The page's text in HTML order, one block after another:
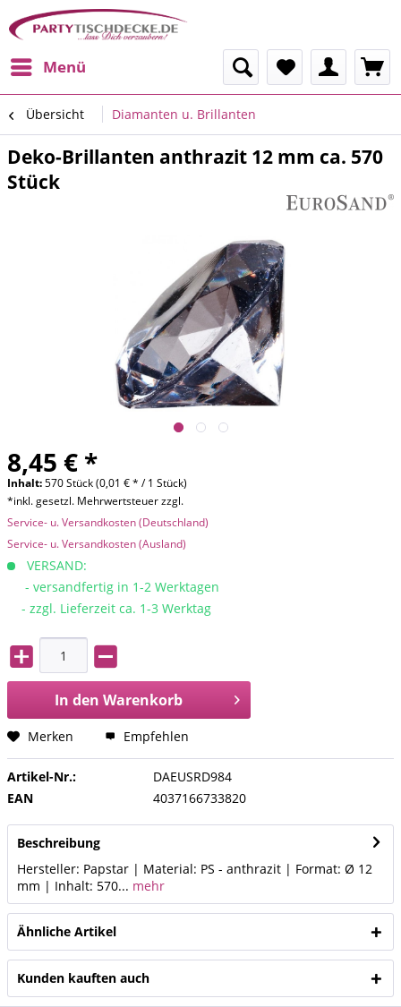
Menü
Übersicht Diamanten u. Brillanten
Deko-Brillanten anthrazit 12 mm ca. 570
Stück
8,45 € *
Inhalt:570 Stück (0,01 € * / 1 Stück)
*inkl. gesetzl. Mehrwertsteuer zzgl.
Service- u. Versandkosten (Deutschland)
Service- u. Versandkosten (Ausland)
VERSAND:
- versandfertig in 1-2 Werktagen
- zzgl. Lieferzeit ca. 1-3 Werktag
In den Warenkorb
Merken Empfehlen
Artikel-Nr.:
DAEUSRD984
EAN
4037166733820
Beschreibung
Hersteller: Papstar | Material: PS - anthrazit | Format: Ø 12
mm | Inhalt: 570... mehr
Ähnliche Artikel
Kunden kauften auch